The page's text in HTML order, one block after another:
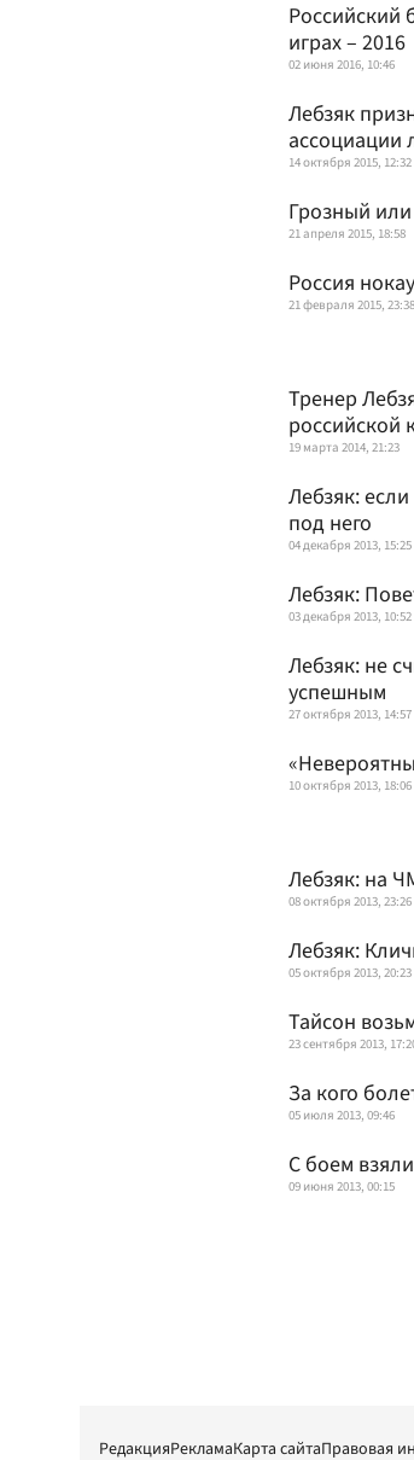
Российский
играх – 2016
02 июня 2016, 10:46
Лебзяк
ассоциации
14 октября 2015, 12:32
Грозный
21 апреля 2015, 18:58
Россия
21 февраля 2015, 23:38
Тренер
российской
19 марта 2014, 21:23
Лебзяк:
под него
04 декабря 2013, 15:25
Лебзяк:
03 декабря 2013, 10:52
Лебзяк: не
успешным
27 октября 2013, 14:57
10 октября 2013, 18:06
Лебзяк: на
08 октября 2013, 23:26
Лебзяк:
05 октября 2013, 20:23
Тайсон
23 сентября 2013,
За кого
05 июля 2013, 09:46
С боем
09 июня 2013, 00:15
РедакцияРекламаКарта сайтаПравовая